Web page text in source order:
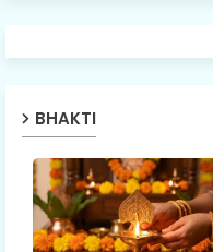
BHAKTI